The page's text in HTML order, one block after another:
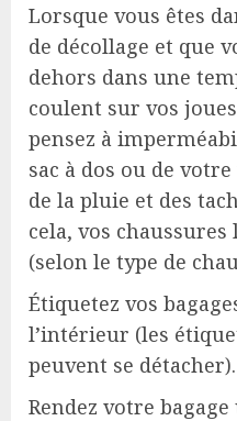
Lorsque vous êtes
de décollage et que
dehors dans une
coulent sur vos
pensez à
sac à dos ou de
de la pluie et des
cela, vos
(selon le type de
Étiquetez vos
l’intérieur (les
peuvent se détacher).
Rendez votre